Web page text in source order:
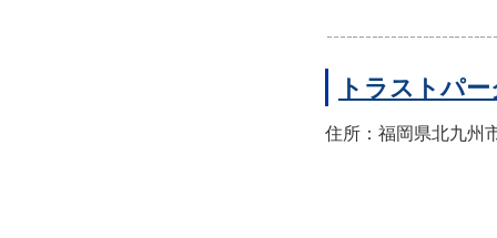
トラストパ
住所：福岡県北九州